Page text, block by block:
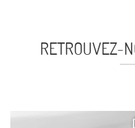
RETROUVEZ-